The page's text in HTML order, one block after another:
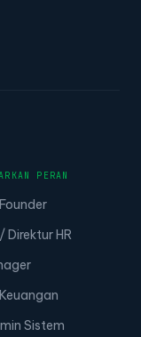
PERAN
Direktur HR
Sistem